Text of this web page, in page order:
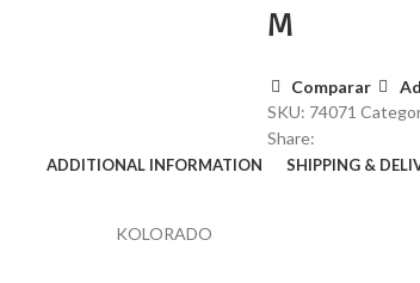
M
Comparar
SKU: 74071
Share:
ADDITIONAL INFORMATION SHIPPING &
KOLORADO